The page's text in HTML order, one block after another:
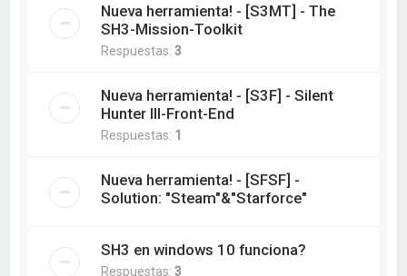
Nueva herramienta! - [S3MT] - The
SH3-Mission-Toolkit
Respuestas:3
Nueva herramienta! - [S3F] - Silent
Hunter III-Front-End
Respuestas: 1
Nueva herramienta! - [SFSF] -
Solution: "Steam"&"Starforce"
SH3 en windows 10 funciona?
Respuestas:3